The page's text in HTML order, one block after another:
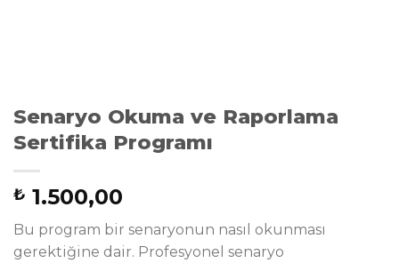
Senaryo Okuma ve Raporlama
Sertifika Programı
₺ 1.500,00
Bu program bir senaryonun nasıl okunması
gerektiğine dair. Profesyonel senaryo